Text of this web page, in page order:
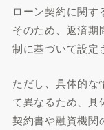
ローン契約に関す
そのため、返済期
制に基づいて設定
ただし、具体的な
て異なるため、具
契約書や融資機関